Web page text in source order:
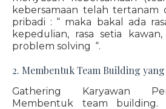
kebersamaan telah tertanam
pribadi : “ maka bakal ada
kepedulian, rasa setia
problem solving “.
2. Membentuk Team Building
Gathering Karyawan
Membentuk team building.